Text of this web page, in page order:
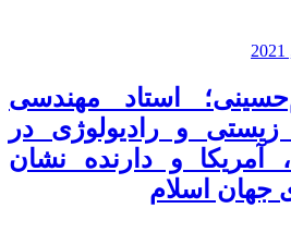
استاد مهندسی
و رادیولوژی در
آمریکا و دارنده نشان
جهان اسلام